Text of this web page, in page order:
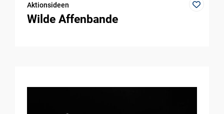
Aktionsideen
Wilde Affenbande